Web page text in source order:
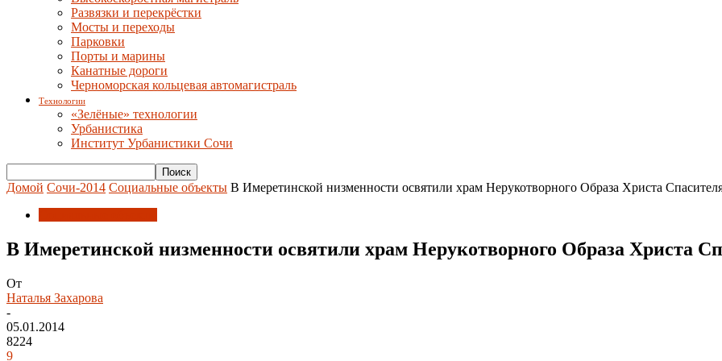
Развязки и перекрёстки
Мосты и переходы
Парковки
Порты и марины
Канатные дороги
Черноморская кольцевая автомагистраль
Технологии
«Зелёные» технологии
Урбанистика
Институт Урбанистики Сочи
Домой Сочи-2014 Социальные объекты В Имеретинской низменности освятили храм Нерукотворного Образа Христа
В Имеретинской низменности освятили храм Нерукотворного Образа Христа
От
Наталья Захарова
-
05.01.2014
8224
9